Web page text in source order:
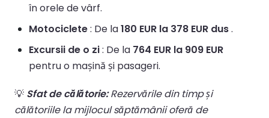
în orele de vârf.
Motociclete: De la180 EUR la 378 EUR dus.
Excursii de o zi: De la 764 EUR la 909 EUR
pentru o mașină și pasageri.
💡 Sfat de călătorie:Rezervările din timp și
călătoriile la mijlocul săptămânii oferă de